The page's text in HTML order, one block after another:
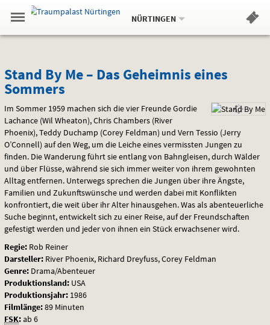
Springe
zum
,zum
.
Navigation
Gehe
zur
Standortauswahl
Standort:
NÜRTINGEN.
Hinweis
Stand
By
Me
–
Das
Geheimnis
eines
Sommers
Stand By Me – Das Geheimnis eines
Sommers
Im Sommer 1959 machen sich die vier Freunde Gordie
Lachance (Wil Wheaton), Chris Chambers (River
Phoenix), Teddy Duchamp (Corey Feldman) und Vern Tessio (Jerry
O’Connell) auf den Weg, um die Leiche eines vermissten Jungen zu
finden. Die Wanderung führt sie entlang von Bahngleisen, durch Wälder
und über Flüsse, während sie sich immer weiter von ihrem gewohnten
Alltag entfernen. Unterwegs sprechen die Jungen über ihre Ängste,
Familien und Zukunftswünsche und werden dabei mit Konflikten
konfrontiert, die weit über ihr Alter hinausgehen. Was als abenteuerliche
Suche beginnt, entwickelt sich zu einer Reise, auf der Freundschaften
gefestigt werden und jeder von ihnen ein Stück erwachsener wird.
Regie: Rob Reiner
Darsteller: River Phoenix, Richard Dreyfuss, Corey Feldman
Genre: Drama/Abenteuer
Produktionsland: USA
Produktionsjahr: 1986
Filmlänge:89 Minuten
FSK:ab 6